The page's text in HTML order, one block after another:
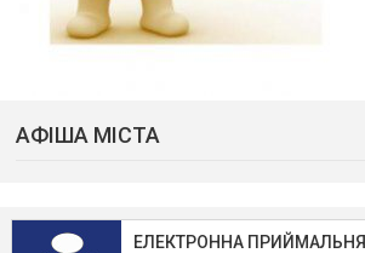
АФІША МІСТА
ЕЛЕКТРОННА ПРИЙМАЛЬНЯ